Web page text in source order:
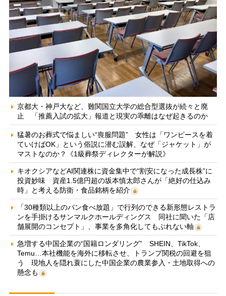
京都大・神戸大など、難関国立大学の総合型選抜が続々と廃
止 「推薦入試の拡大」報道と現実の乖離はなぜ起きるのか
猛暑のお葬式で悩ましい“喪服問題” 女性は「ワンピースを着
ていけばOK」という俗説に潜む誤解、なぜ「ジャケット」が
マストなのか？《1級葬祭ディレクターが解説》
キオクシアなどAI関連株に資金集中で“割安になった成長株”に
投資妙味 資産1.5億円超の坂本慎太郎さんが「絶好の仕込み
時」と考える防衛・食品銘柄を紹介
「30種類以上のパン食べ放題」で行列のできる新形態レストラ
ンを手掛けるサンマルクホールディングス 同社に聞いた「店
舗展開のコンセプト」、事業を多角化してもぶれない軸
急増する中国企業の“国籍ロンダリング” SHEIN、TikTok、
Temu…本社機能を海外に移転させ、トランプ関税の回避を狙
う 現地人を隠れ蓑にした中国企業の農業参入・土地取得への
懸念も